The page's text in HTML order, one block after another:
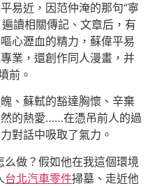
易近，因范仲淹的那句“寧
讀相關傳記、文章后，有
心瀝血的精力，蘇偉平易
業，還創作同人漫畫，并
前。
魄、蘇軾的豁達胸懷、辛棄
的熱愛……在憑吊前人的過
對話中吸取了氣力。
么做？假如他在我這個環境
台北汽車零件掃墓、走近他